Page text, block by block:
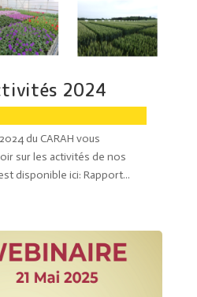
2024
du CARAH vous
sur les activités de nos
disponible ici: Rapport...